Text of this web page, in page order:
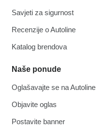
Savjeti za sigurnost
Recenzije o Autoline
Katalog brendova
Naše ponude
Oglašavajte se na Autoline
Objavite oglas
Postavite banner